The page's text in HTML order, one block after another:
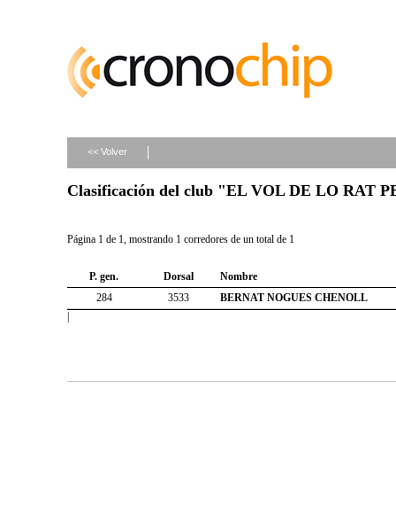
<< Volver
Clasificación del club "EL VOL DE LO RAT
Página 1 de 1, mostrando 1 corredores de un total de 1
P. gen. Dorsal
Nombre
284
3533
BERNAT NOGUES CHENOLL
|